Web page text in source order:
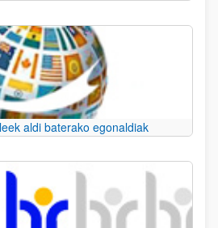
aldi baterako egonaldiak